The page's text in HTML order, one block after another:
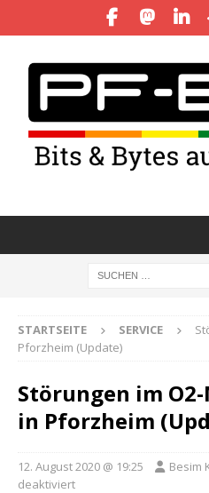
STARTSEITE SERVICE
Pforzheim (Update)
Störungen im
in Pforzheim
12. August 2020 @ 19:25 Besim
deaktiviert